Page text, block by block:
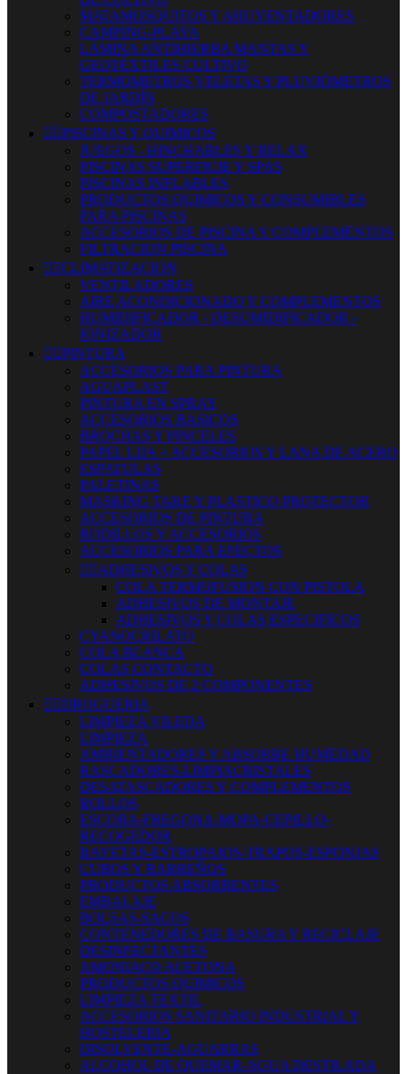
MATAMOSQUITOS Y AHUYENTADORES
CAMPING-PLAYA
LÁMINA ANTIHIERBA MANTAS Y
GEOTÉXTILES CULTIVO
TERMOMETROS VELETAS Y PLUVIÓMETROS
DE JARDÍN
COMPOSTADORES
 PISCINAS Y QUIMICOS
JUEGOS - HINCHABLES Y RELAX
PISCINAS SUPERFICIE Y SPAS
PISCINAS INFLABLES
PRODUCTOS QUIMICOS Y CONSUMIBLES
PARA PISCINAS
ACCESORIOS DE PISCINA Y COMPLEMENTOS
FILTRACION PISCINA
 CLIMATIZACION
VENTILADORES
AIRE ACONDICIONADO Y COMPLEMENTOS
HUMIDIFICADOR - DESUMIDIFICADOR -
IONIZADOR
 PINTURA
ACCESORIOS PARA PINTURA
AGUAPLAST
PINTURA EN SPRAY
ACCESORIOS BASICOS
BROCHAS Y PINCELES
PAPEL LIJA + ACCESORIOS Y LANA DE ACERO
ESPATULAS
PALETINAS
MASKING TAKE Y PLASTICO PROTECTOR
ACCESORIOS DE PINTURA
RODILLOS Y ACCESORIOS
ACCESORIOS PARA EFECTOS
 ADHESIVOS Y COLAS
COLA TERMOFUSION CON PISTOLA
ADHESIVOS DE MONTAJE
ADHESIVOS Y COLAS ESPECIFICOS
CYANOCRILATO
COLA BLANCA
COLAS CONTACTO
ADHESIVOS DE 2 COMPONENTES
 DROGUERIA
LIMPIEZA VILEDA
LIMPIEZA
AMBIENTADORES Y ABSORBE HUMEDAD
RASCADORES-LIMPIACRISTALES
DESATASCADORES Y COMPLEMENTOS
ROLLOS
ESCOBA-FREGONA-MOPA-CEPILLO-
RECOGEDOR
BAYETAS-ESTROPAJOS-TRAPOS-ESPONJAS
CUBOS Y BARREÑOS
PRODUCTOS ABSORBENTES
EMBALAJE
BOLSAS-SACOS
CONTENEDORES DE BASURA Y RECICLAJE
DESINFECTANTES
AMONIACO ACETONA
PRODUCTOS QUIMICOS
LIMPIEZA TEXTIL
ACCESORIOS SANITARIO INDUSTRIAL Y
HOSTELERIA
DISOLVENTE-AGUARRAS
ALCOHOL DE QUEMAR-AGUA DESTILADA